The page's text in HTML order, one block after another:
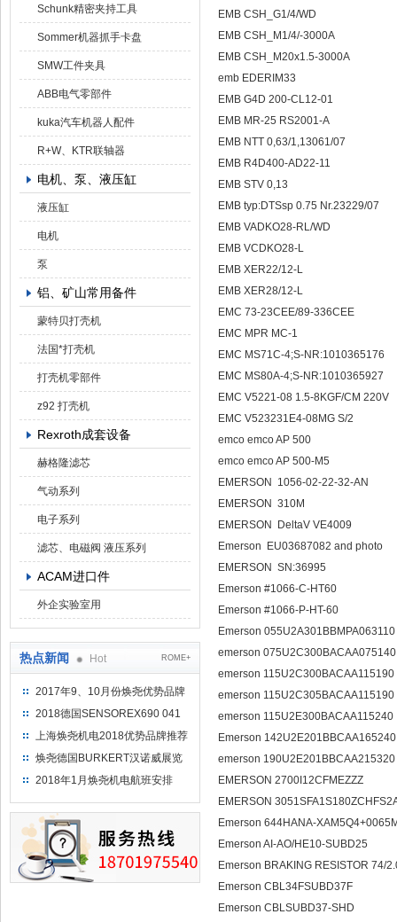
Schunk精密夹持工具
Sommer机器抓手卡盘
SMW工件夹具
ABB电气零部件
kuka汽车机器人配件
R+W、KTR联轴器
电机、泵、液压缸
液压缸
电机
泵
铝、矿山常用备件
蒙特贝打壳机
法国*打壳机
打壳机零部件
z92 打壳机
Rexroth成套设备
赫格隆滤芯
气动系列
电子系列
滤芯、电磁阀 液压系列
ACAM进口件
外企实验室用
热点新闻 Hot ROME+
2017年9、10月份焕尧优势品牌
推荐
2018德国SENSOREX690 041
415 D
上海焕尧机电2018优势品牌推荐
焕尧德国BURKERT汉诺威展览
（2018）
2018年1月焕尧机电航班安排
EMB CSH_G1/4/WD
EMB CSH_M1/4/-3000A
EMB CSH_M20x1.5-3000A
emb EDERIM33
EMB G4D 200-CL12-01
EMB MR-25 RS2001-A
EMB NTT 0,63/1,13061/07
EMB R4D400-AD22-11
EMB STV 0,13
EMB typ:DTSsp 0.75 Nr.23229/07
EMB VADKO28-RL/WD
EMB VCDKO28-L
EMB XER22/12-L
EMB XER28/12-L
EMC 73-23CEE/89-336CEE
EMC MPR MC-1
EMC MS71C-4;S-NR:1010365176
EMC MS80A-4;S-NR:1010365927
EMC V5221-08 1.5-8KGF/CM 220V
EMC V523231E4-08MG S/2
emco emco AP 500
emco emco AP 500-M5
EMERSON 1056-02-22-32-AN
EMERSON 310M
EMERSON DeltaV VE4009
Emerson EU03687082 and photo
EMERSON SN:36995
Emerson #1066-C-HT60
Emerson #1066-P-HT-60
Emerson 055U2A301BBMPA063110
emerson
emerson
emerson
emerson 115U2E300BACAA115240
Emerson
emerson 190U2E201BBCAA215320
EMERSON 2700I12CFMEZZZ
EMERSON
Emerson 644HANA-
Emerson AI-AO/HE10-SUBD25
Emerson BRAKING RESISTOR 74/
Emerson CBL34FSUBD37F
Emerson CBLSUBD37-SHD